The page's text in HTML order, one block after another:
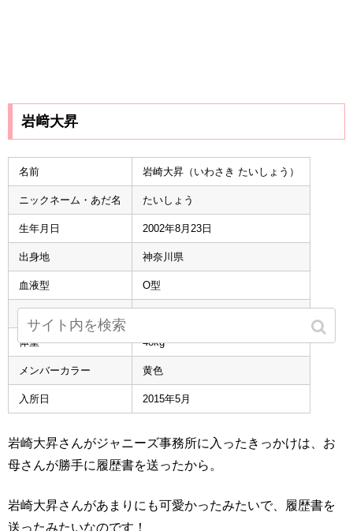
岩﨑大昇
名前 岩崎大昇（いわさき たいしょう）
ニックネーム・あだ名 たいしょう
生年月日 2002年8月23日
出身地 神奈川県
血液型 O型
身長
体重 48kg
メンバーカラー 黄色
入所日 2015年5月
岩崎大昇さんがジャニーズ事務所に入ったきっかけは、お
母さんが勝手に履歴書を送ったから。
岩崎大昇さんがあまりにも可愛かったみたいで、履歴書を
送ったみたいなのです！